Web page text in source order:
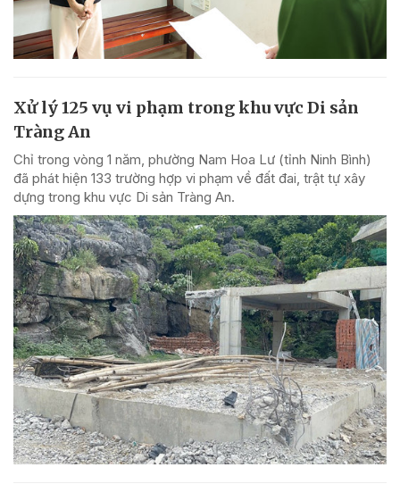
Xử lý 125 vụ vi phạm trong khu vực Di sản
Tràng An
Chỉ trong vòng 1 năm, phường Nam Hoa Lư (tỉnh Ninh Bình)
đã phát hiện 133 trường hợp vi phạm về đất đai, trật tự xây
dựng trong khu vực Di sản Tràng An.